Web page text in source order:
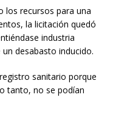
los recursos para una
la licitación quedó
industria
desabasto inducido.
sanitario porque
tanto, no se podían